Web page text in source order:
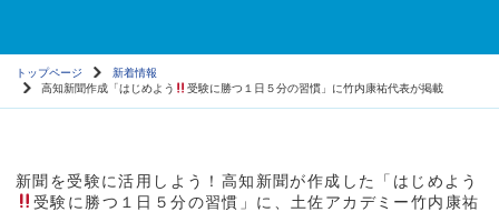
トップページ
新着情報
高知新聞作成「はじめよう
受験に勝つ１日５分の習慣」に竹内康祐代表が掲載
新聞を受験に活用しよう！高知新聞が作成した「はじめよう
受験に勝つ１日５分の習慣」に、土佐アカデミー竹内康祐